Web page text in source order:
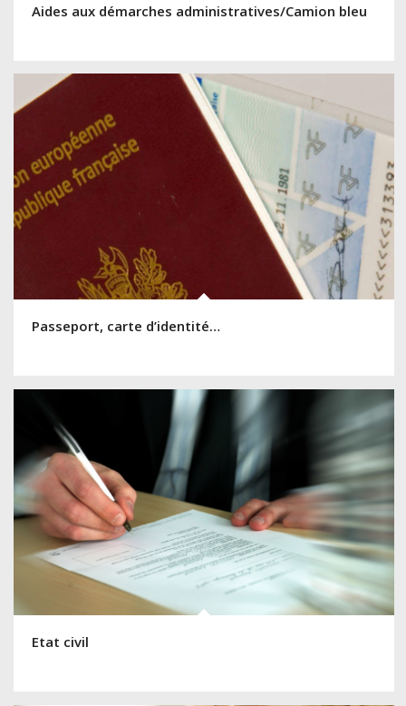
Aides aux démarches administratives/Camion bleu
Passeport, carte d’identité…
Etat civil